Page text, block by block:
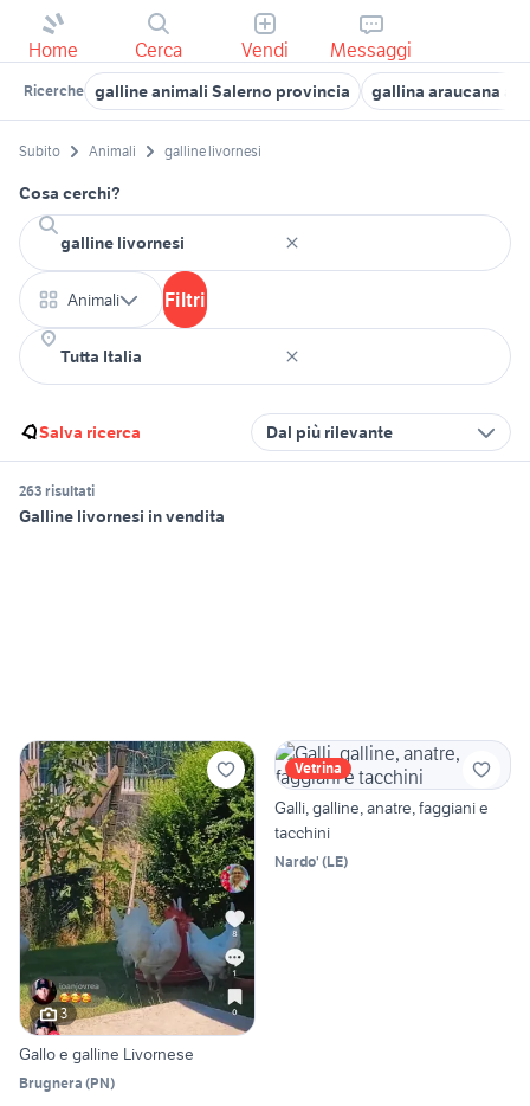
Home Cerca Vendi Messaggi
Ricerche galline animali Salerno provincia gallina araucana
Subito Animali galline livornesi
Cosa cerchi?
Animali Filtri
Salva ricerca Dal più rilevante
263 risultati
Galline livornesi in vendita
3
Gallo e galline Livornese
Brugnera (PN)
Vetrina
Galli, galline, anatre, faggiani e
tacchini
Nardo' (LE)